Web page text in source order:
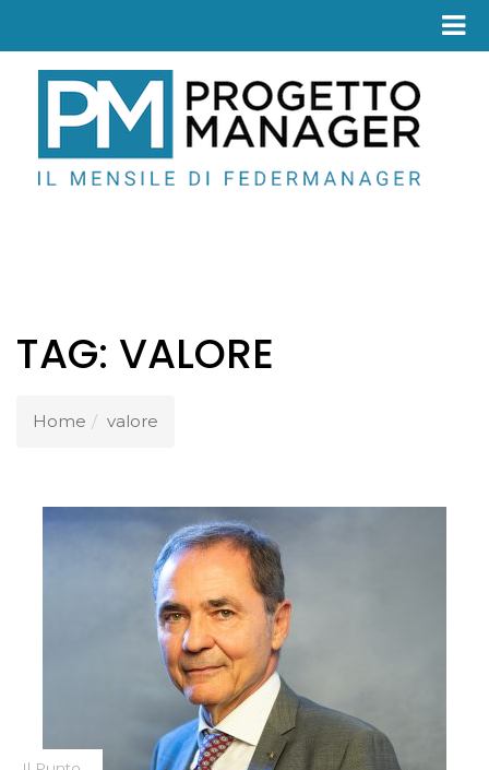
TAG: VALORE
Home valore